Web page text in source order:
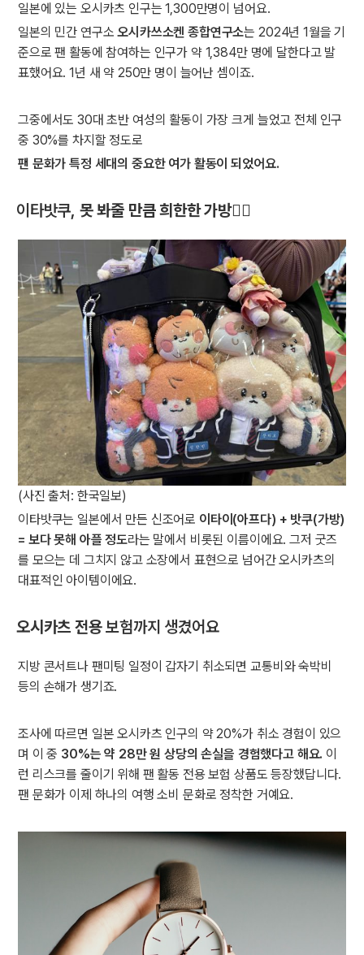
일본에 있는 오시카츠 인구는 1,300만명이 넘어요.
일본의 민간 연구소오시카쓰소켄 종합연구소는 2024년 1월을 기
준으로 팬 활동에 참여하는 인구가 약 1,384만 명에 달한다고 발
표했어요. 1년 새 약 250만 명이 늘어난 셈이죠.
그중에서도 30대 초반 여성의 활동이 가장 크게 늘었고 전체 인구
중 30%를 차지할 정도로
팬 문화가 특정 세대의 중요한 여가 활동이 되었어요.
이타밧쿠, 못 봐줄 만큼 희한한 가방🤦‍♀️
(사진 출처: 한국일보)
이타밧쿠는 일본에서 만든 신조어로 이타이(아프다) + 밧쿠(가방)
= 보다 못해 아플 정도라는 말에서 비롯된 이름이에요. 그저 굿즈
를 모으는 데 그치지 않고 소장에서 표현으로 넘어간 오시카츠의
대표적인 아이템이에요.
오시카츠 전용보험까지 생겼어요
지방 콘서트나 팬미팅 일정이 갑자기 취소되면 교통비와 숙박비
등의 손해가 생기죠.
조사에 따르면 일본 오시카츠 인구의 약 20%가 취소 경험이 있으
며 이 중 30%는 약 28만 원 상당의 손실을 경험했다고 해요. 이
런 리스크를 줄이기 위해 팬 활동 전용 보험 상품도 등장했답니다.
팬 문화가 이제 하나의 여행 소비 문화로 정착한 거예요.